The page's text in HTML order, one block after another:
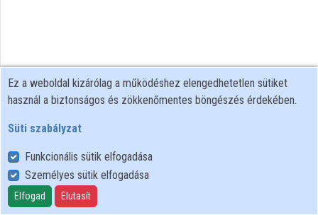
Felhasználói szabályzat
Adatkezelési tájékoztató
Süti szabályzat
Ez a weboldal kizárólag a működéshez elengedhetetlen sütiket
használ a biztonságos és zökkenőmentes böngészés érdekében.
Süti szabályzat
Funkcionális sütik elfogadása
Személyes sütik elfogadása
Elfogad Elutasít